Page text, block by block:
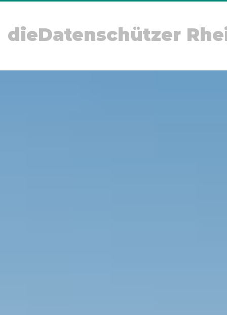
dieDatenschützer